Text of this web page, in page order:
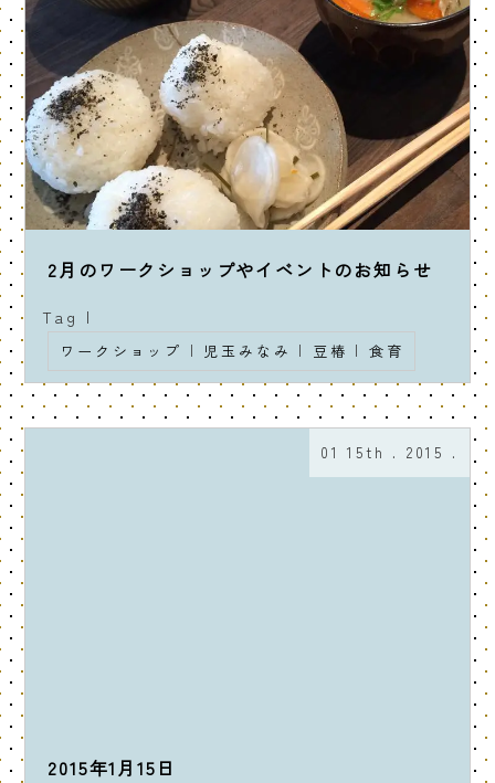
2月のワークショップやイベントのお知らせ
Tag |
ワークショップ | 児玉みなみ | 豆椿 | 食育
01 15th . 2015 .
2015年1月15日